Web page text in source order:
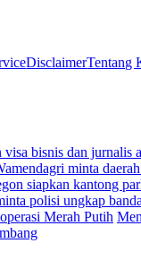
DisclaimerTentang
visa bisnis dan jurnalis
minta
siapkan kantong
polisi ungkap
Merah Putih